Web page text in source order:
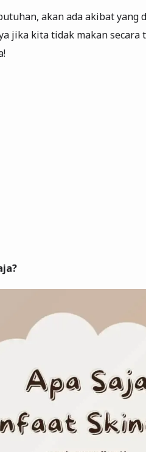
akan ada akibat yang
jika kita tidak makan secara